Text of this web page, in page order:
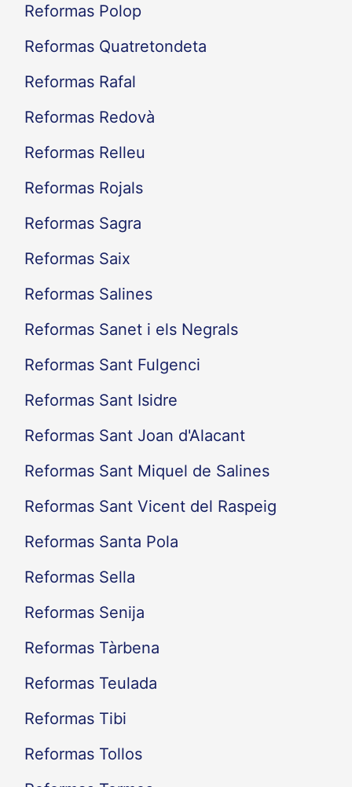
Reformas Polop
Reformas Quatretondeta
Reformas Rafal
Reformas Redovà
Reformas Relleu
Reformas Rojals
Reformas Sagra
Reformas Saix
Reformas Salines
Reformas Sanet i els Negrals
Reformas Sant Fulgenci
Reformas Sant Isidre
Reformas Sant Joan d'Alacant
Reformas Sant Miquel de Salines
Reformas Sant Vicent del Raspeig
Reformas Santa Pola
Reformas Sella
Reformas Senija
Reformas Tàrbena
Reformas Teulada
Reformas Tibi
Reformas Tollos